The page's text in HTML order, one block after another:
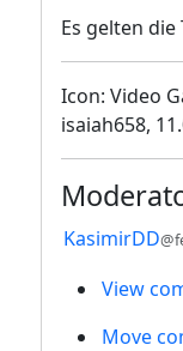
Es gelten die
Icon: Video
isaiah658,
KasimirDD
View
Move